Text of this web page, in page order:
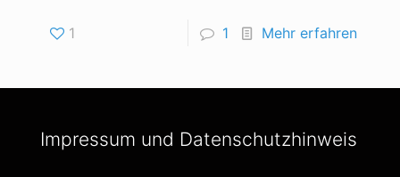
1 1 Mehr erfahren
Impressum und Datenschutzhinweis